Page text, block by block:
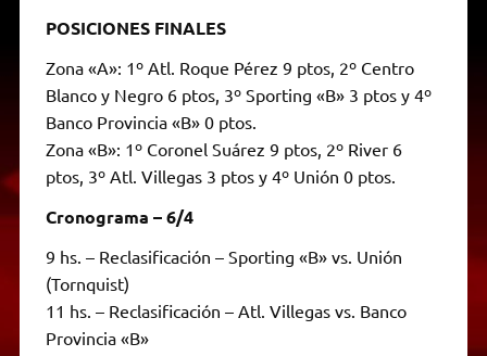
POSICIONES FINALES
Zona «A»: 1º Atl. Roque Pérez 9 ptos, 2º Centro
Blanco y Negro 6 ptos, 3º Sporting «B» 3 ptos y 4º
Banco Provincia «B» 0 ptos.
Zona «B»: 1º Coronel Suárez 9 ptos, 2º River 6
ptos, 3º Atl. Villegas 3 ptos y 4º Unión 0 ptos.
Cronograma – 6/4
9 hs. – Reclasificación – Sporting «B» vs. Unión
(Tornquist)
11 hs. – Reclasificación – Atl. Villegas vs. Banco
Provincia «B»